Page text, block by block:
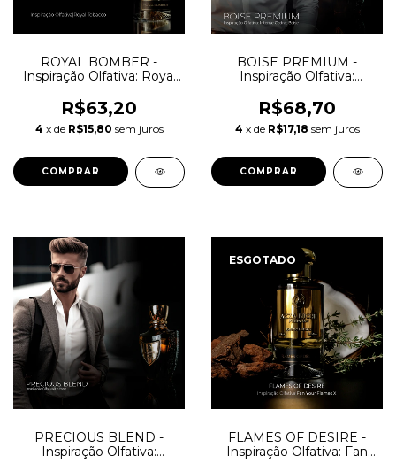
ROYAL BOMBER -
Inspiração Olfativa: Royal
R$63,20
4 x de R$15,80 sem juros
COMPRAR
BOISE PREMIUM -
Inspiração Olfativa:
R$68,70
4 x de R$17,18 sem juros
COMPRAR
PRECIOUS BLEND -
Inspiração Olfativa:
ESGOTADO
FLAMES OF DESIRE -
Inspiração Olfativa: Fan